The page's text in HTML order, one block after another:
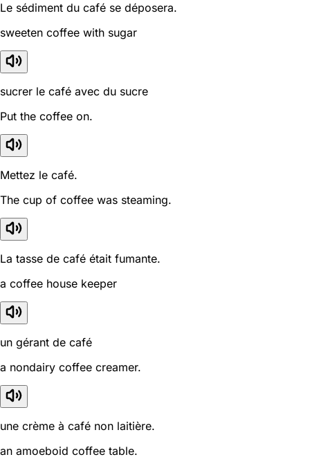
Le sédiment du café se déposera.
sweeten coffee with sugar
sucrer le café avec du sucre
Put the coffee on.
Mettez le café.
The cup of coffee was steaming.
La tasse de café était fumante.
a coffee house keeper
un gérant de café
a nondairy coffee creamer.
une crème à café non laitière.
an amoeboid coffee table.